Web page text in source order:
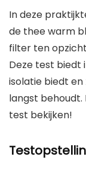
In deze
de thee warm
filter ten
Deze test biedt
isolatie biedt
langst behoudt.
test bekijken!